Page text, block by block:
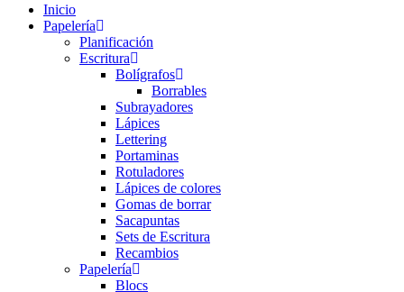
Inicio
Papelería
Planificación
Escritura
Bolígrafos
Borrables
Subrayadores
Lápices
Lettering
Portaminas
Rotuladores
Lápices de colores
Gomas de borrar
Sacapuntas
Sets de Escritura
Recambios
Papelería
Blocs